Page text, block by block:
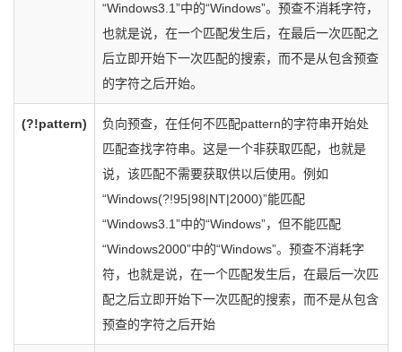
“Windows3.1”中的“Windows”。预查不消耗字符，
也就是说，在一个匹配发生后，在最后一次匹配之
后立即开始下一次匹配的搜索，而不是从包含预查
的字符之后开始。
(?!pattern)
负向预查，在任何不匹配pattern的字符串开始处
匹配查找字符串。这是一个非获取匹配，也就是
说，该匹配不需要获取供以后使用。例如
“Windows(?!95|98|NT|2000)”能匹配
“Windows3.1”中的“Windows”，但不能匹配
“Windows2000”中的“Windows”。预查不消耗字
符，也就是说，在一个匹配发生后，在最后一次匹
配之后立即开始下一次匹配的搜索，而不是从包含
预查的字符之后开始